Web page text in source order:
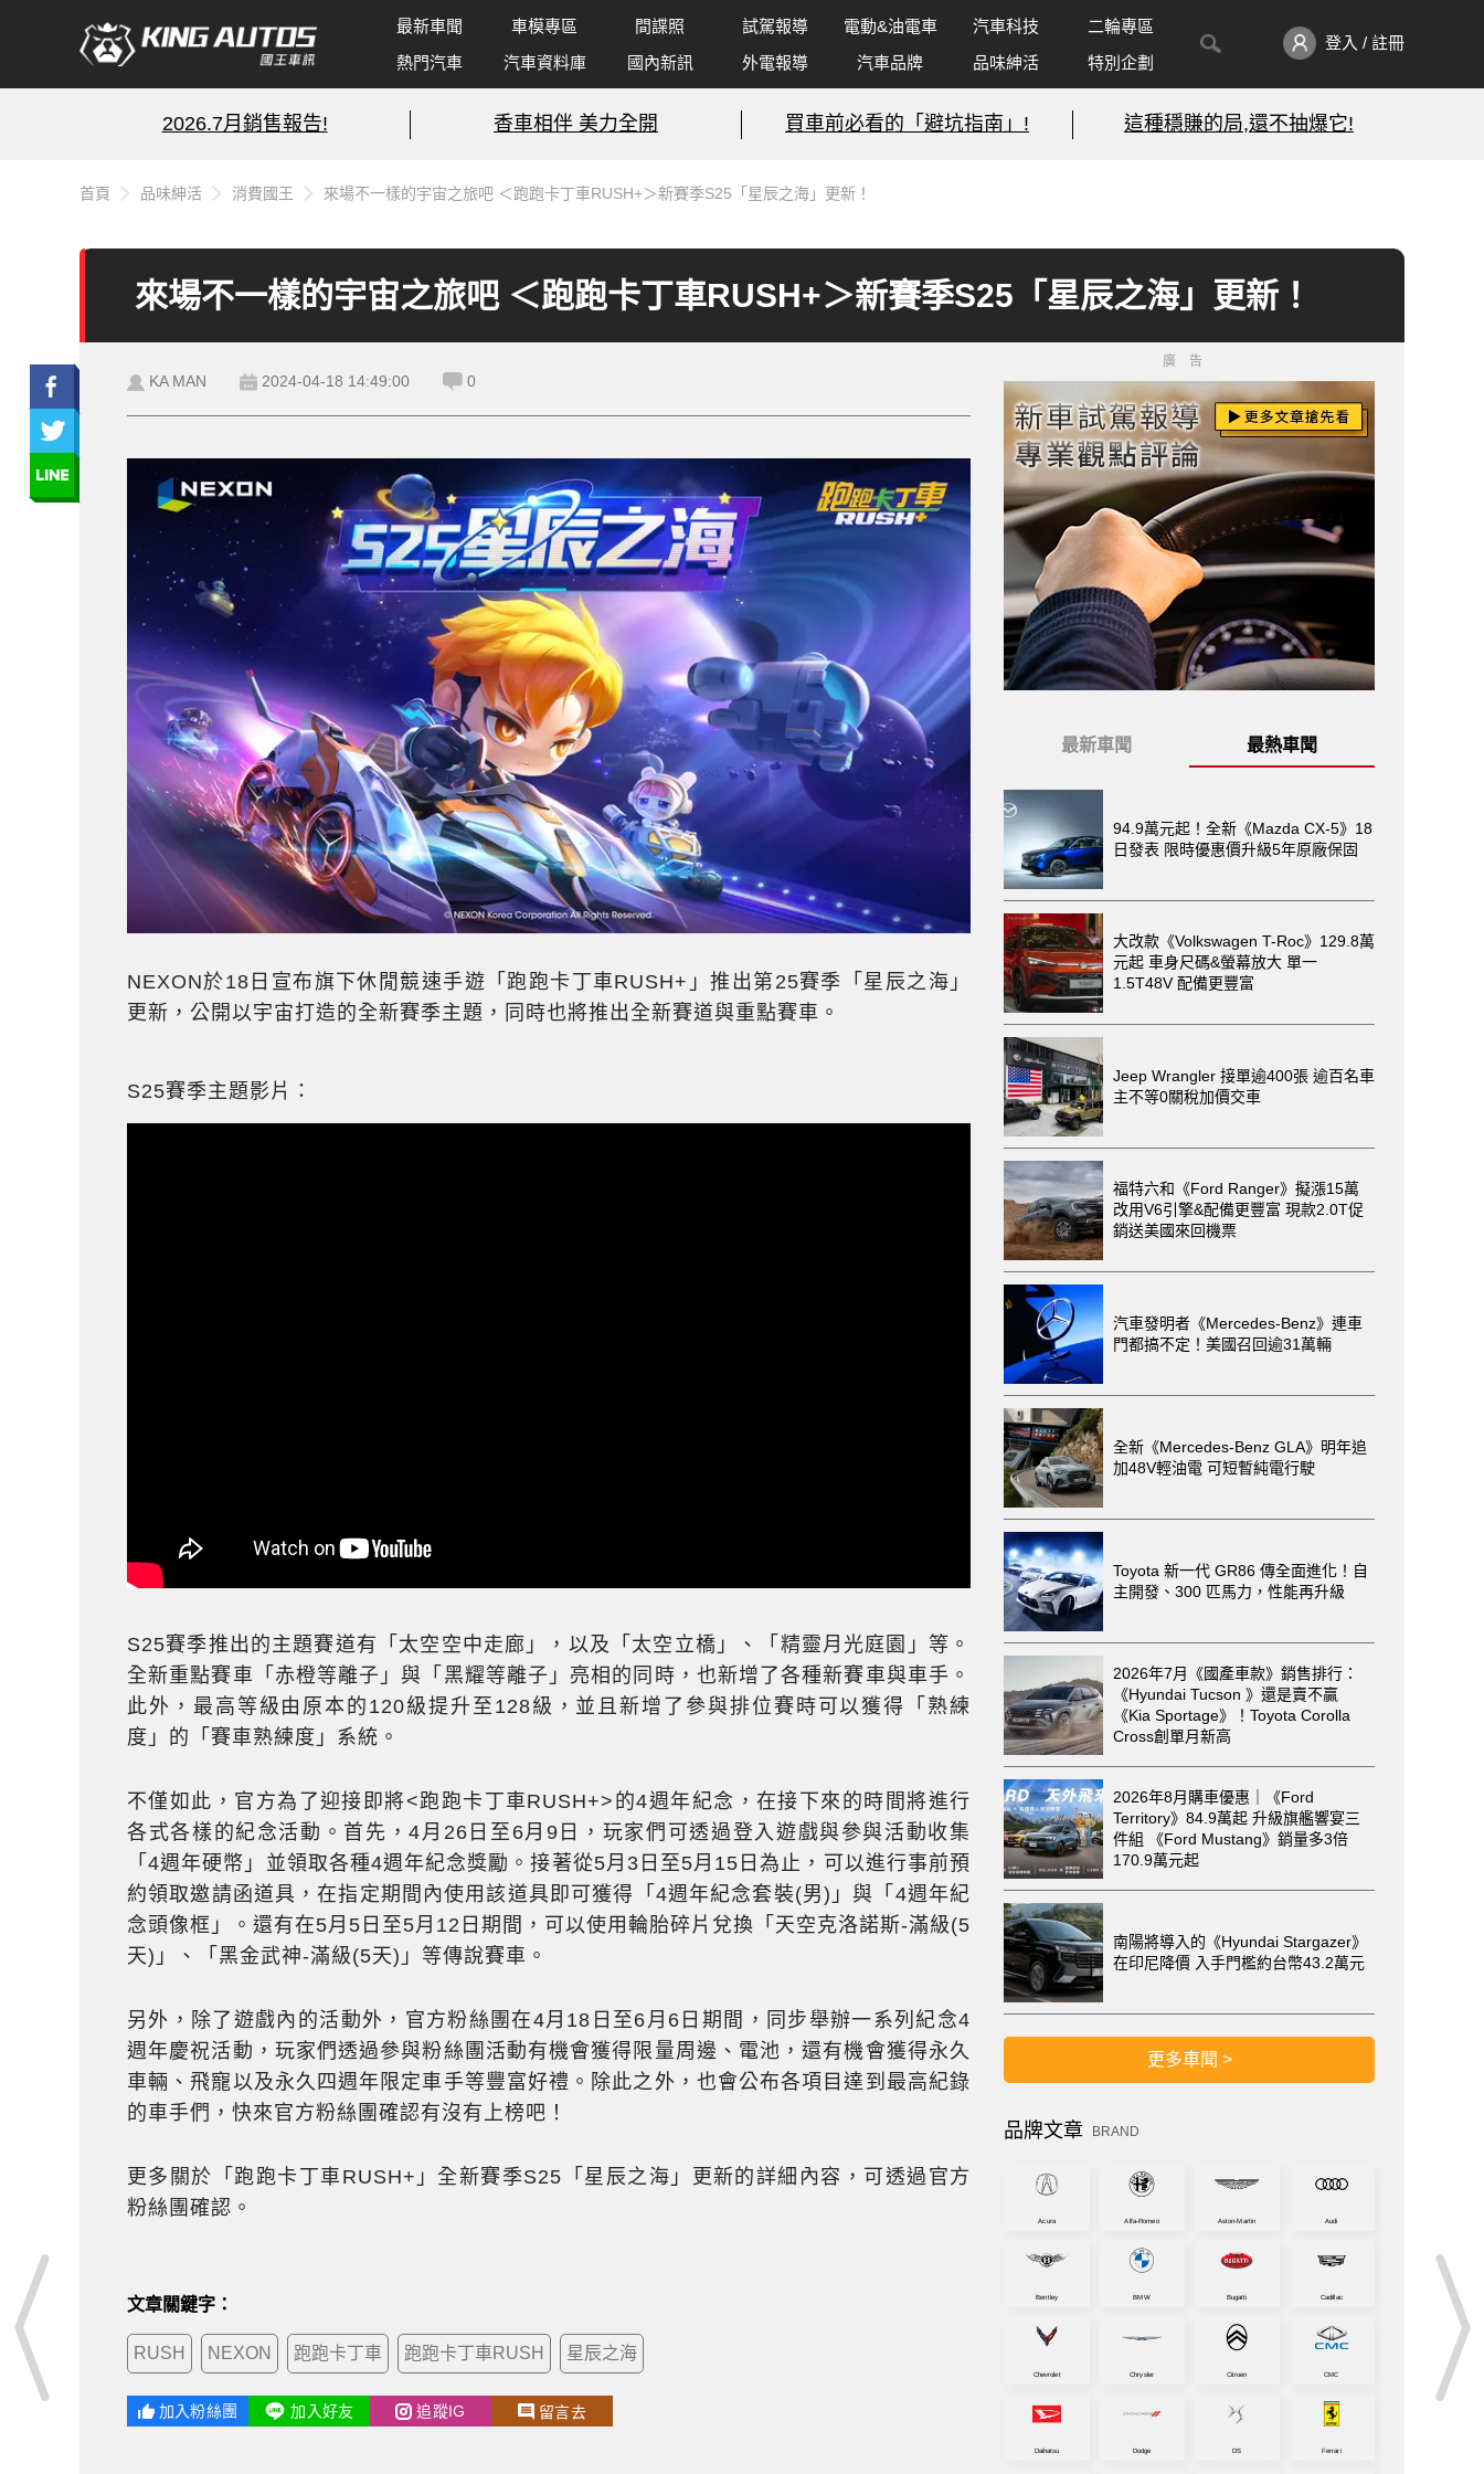
最新車聞 車模專區 間諜照 試駕報導 電動&油電車 汽車科技
二輪專區
熱門汽車
汽車資料庫 國內新訊 外電報導 汽車品牌 品味紳活 特別企劃
登入 / 註冊
2026.7月銷售報告! 香車相伴 美力全開 買車前必看的「避坑指南」! 這種穩賺的局,還不抽爆它!
首頁 品味紳活 消費國王 來場不一樣的宇宙之旅吧 ＜跑跑卡丁車RUSH+＞新賽季S25「星辰之海」更新！
來場不一樣的宇宙之旅吧 ＜跑跑卡丁車RUSH+＞新賽季S25「星辰之海」更新！
KA MAN 2024-04-18 14:49:00 0
NEXON於18日宣布旗下休閒競速手遊「跑跑卡丁車RUSH+」推出第25賽季「星辰之海」
更新，公開以宇宙打造的全新賽季主題，同時也將推出全新賽道與重點賽車。
S25賽季主題影片：
S25賽季推出的主題賽道有「太空空中走廊」，以及「太空立橋」、「精靈月光庭園」等。
全新重點賽車「赤橙等離子」與「黑耀等離子」亮相的同時，也新增了各種新賽車與車手。
此外，最高等級由原本的120級提升至128級，並且新增了參與排位賽時可以獲得「熟練
度」的「賽車熟練度」系統。
不僅如此，官方為了迎接即將<跑跑卡丁車RUSH+>的4週年紀念，在接下來的時間將進行
各式各樣的紀念活動。首先，4月26日至6月9日，玩家們可透過登入遊戲與參與活動收集
「4週年硬幣」並領取各種4週年紀念獎勵。接著從5月3日至5月15日為止，可以進行事前預
約領取邀請函道具，在指定期間內使用該道具即可獲得「4週年紀念套裝(男)」與「4週年紀
念頭像框」。還有在5月5日至5月12日期間，可以使用輪胎碎片兌換「天空克洛諾斯-滿級(5
天)」、「黑金武神-滿級(5天)」等傳說賽車。
另外，除了遊戲內的活動外，官方粉絲團在4月18日至6月6日期間，同步舉辦一系列紀念4
週年慶祝活動，玩家們透過參與粉絲團活動有機會獲得限量周邊、電池，還有機會獲得永久
車輛、飛寵以及永久四週年限定車手等豐富好禮。除此之外，也會公布各項目達到最高紀錄
的車手們，快來官方粉絲團確認有沒有上榜吧！
更多關於「跑跑卡丁車RUSH+」全新賽季S25「星辰之海」更新的詳細內容，可透過官方
粉絲團確認。
文章關鍵字：
RUSH NEXON 跑跑卡丁車 跑跑卡丁車RUSH 星辰之海
加入粉絲團 加入好友 追蹤IG 留言去
廣告
最新車聞 最熱車聞
94.9萬元起！全新《Mazda CX-5》18
日發表 限時優惠價升級5年原廠保固
大改款《Volkswagen T-Roc》129.8萬
元起 車身尺碼&螢幕放大 單一
1.5T48V 配備更豐富
Jeep Wrangler 接單逾400張 逾百名車
主不等0關稅加價交車
福特六和《Ford Ranger》擬漲15萬
改用V6引擎&配備更豐富 現款2.0T促
銷送美國來回機票
汽車發明者《Mercedes-Benz》連車
門都搞不定！美國召回逾31萬輛
全新《Mercedes-Benz GLA》明年追
加48V輕油電 可短暫純電行駛
Toyota 新一代 GR86 傳全面進化！自
主開發、300 匹馬力，性能再升級
2026年7月《國產車款》銷售排行：
《Hyundai Tucson 》還是賣不贏
《Kia Sportage》！Toyota Corolla
Cross創單月新高
2026年8月購車優惠｜《Ford
Territory》84.9萬起 升級旗艦響宴三
件組 《Ford Mustang》銷量多3倍
170.9萬元起
南陽將導入的《Hyundai Stargazer》
在印尼降價 入手門檻約台幣43.2萬元
更多車聞 >
品牌文章 BRAND
Acura Alfa-Romeo Aston-Martin Audi
Bentley BMW Bugatti Cadillac
Chevrolet Chrysler Citroen CMC
Daihatsu Dodge DS Ferrari